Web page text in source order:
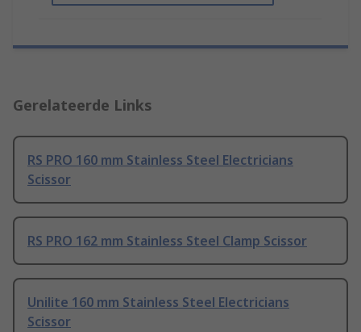
Gerelateerde Links
RS PRO 160 mm Stainless Steel Electricians
Scissor
RS PRO 162 mm Stainless Steel Clamp Scissor
Unilite 160 mm Stainless Steel Electricians
Scissor